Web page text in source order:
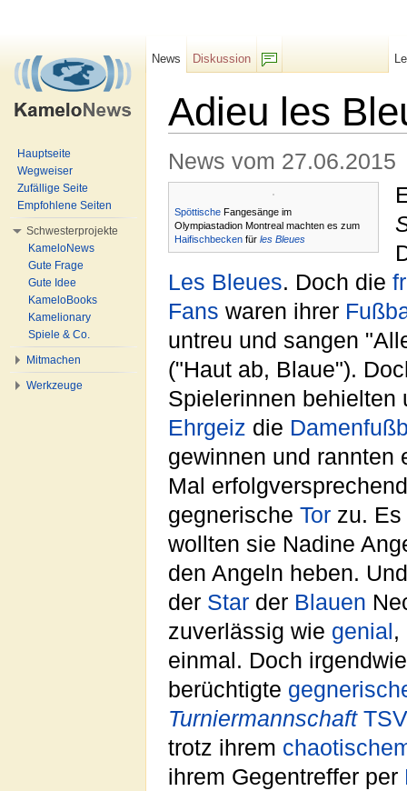
Adieu les
News vom 27.06.2015
Spöttische Fangesänge im
Olympiastadion Montreal machten es zum
Haifischbecken für les Bleues
Les Bleues. Doch die
Fans waren ihrer
untreu und sangen
("Haut ab, Blaue").
Spielerinnen behielten
Ehrgeiz die
gewinnen und rannten
Mal
gegnerische Tor zu.
wollten sie Nadine
den Angeln heben.
der Star der Blauen
zuverlässig wie genial ,
einmal. Doch
berüchtigte
Turniermannschaft
trotz ihrem
ihrem Gegentreffer per
News
Diskussion
Hauptseite
Wegweiser
Zufällige Seite
Empfohlene Seiten
Schwesterprojekte
KameloNews
Gute Frage
Gute Idee
KameloBooks
Kamelionary
Spiele & Co.
Mitmachen
Werkzeuge